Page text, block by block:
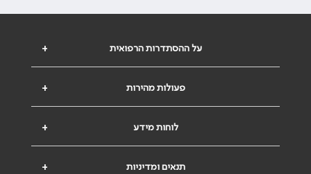
+ על ההסתדרות הרפואית
+ פעולות מהירות
+ לוחות מידע
+ תנאים ומדיניות